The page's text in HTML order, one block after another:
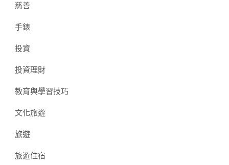
慈善
手錶
投資
投資理財
教育與學習技巧
文化旅遊
旅遊
旅遊住宿